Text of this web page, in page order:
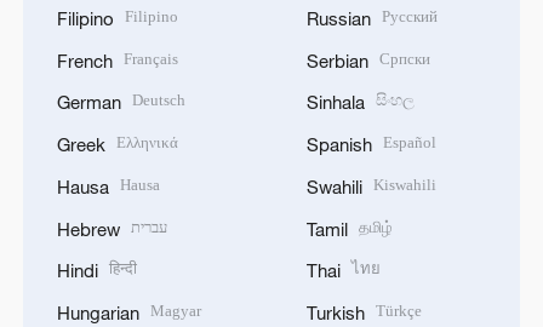
Filipino Filipino
French Français
German Deutsch
Greek Ελληνικά
Hausa Hausa
Hebrew עברית
Hindi हिन्दी
Hungarian Magyar
Russian Русский
Serbian Српски
Sinhala සිංහල
Spanish Español
Swahili Kiswahili
Tamil தமிழ்
Thai ไทย
Turkish Türkçe